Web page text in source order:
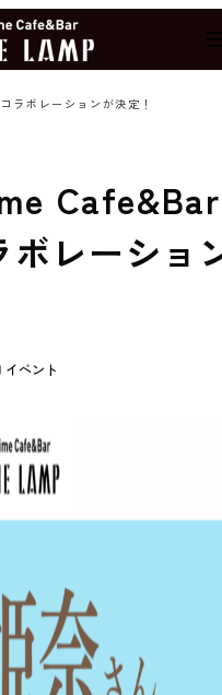
ボレーションが決定！
Cafe&Bar
ボレーショ
イベント